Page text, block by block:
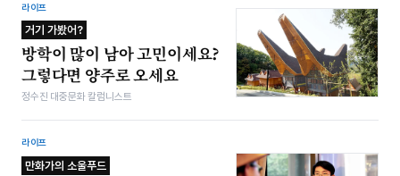
라이프
거기 가봤어?
방학이 많이 남아 고민이세요?
그렇다면 양주로 오세요
정수진 대중문화 칼럼니스트
라이프
만화가의 소울푸드